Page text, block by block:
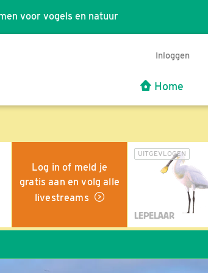
voor vogels en natuur
Inloggen
Home
Log in of meld je
gratis aan en volg alle
livestreams
UITGEVLOGEN
LEPELAAR